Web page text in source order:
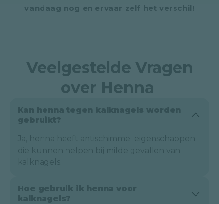
vandaag nog en ervaar zelf het verschil!
Veelgestelde Vragen
over Henna
Kan henna tegen kalknagels worden
gebruikt?
Ja, henna heeft antischimmel eigenschappen
die kunnen helpen bij milde gevallen van
kalknagels.
Hoe gebruik ik henna voor
kalknagels?